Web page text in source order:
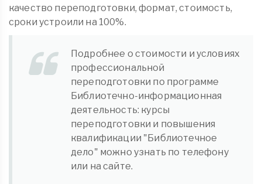
качество переподготовки, формат, стоимость,
сроки устроили на 100%.
Подробнее о стоимости и условиях
профессиональной
переподготовки по программе
Библиотечно-информационная
деятельность: курсы
переподготовки и повышения
квалификации "Библиотечное
дело" можно узнать по телефону
или на сайте.